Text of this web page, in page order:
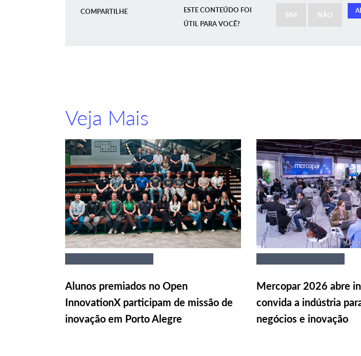
COMPARTILHE
ESTE CONTEÚDO FOI
ÚTIL PARA VOCÊ?
SIM NÃO
Veja Mais
Alunos premiados no Open
InnovationX participam de missão de
inovação em Porto Alegre
Mercopar 2026 abre
convida a indústria
negócios e inovação